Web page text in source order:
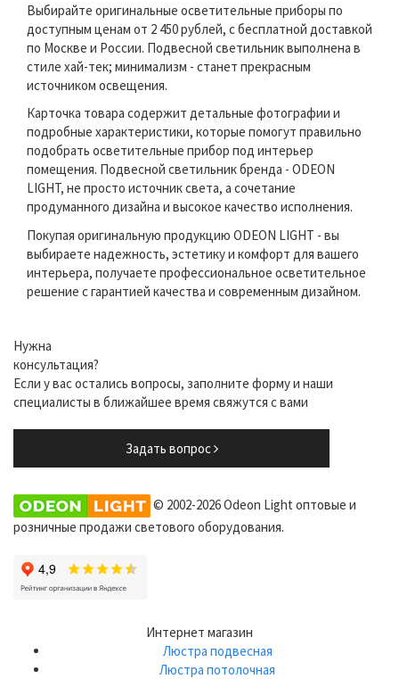
Выбирайте оригинальные осветительные приборы по
доступным ценам от 2 450 рублей, с бесплатной доставкой
по Москве и России. Подвесной светильник выполнена в
стиле хай-тек; минимализм - станет прекрасным
источником освещения.
Карточка товара содержит детальные фотографии и
подробные характеристики, которые помогут правильно
подобрать осветительные прибор под интерьер
помещения. Подвесной светильник бренда - ODEON
LIGHT, не просто источник света, а сочетание
продуманного дизайна и высокое качество исполнения.
Покупая оригинальную продукцию ODEON LIGHT - вы
выбираете надежность, эстетику и комфорт для вашего
интерьера, получаете профессиональное осветительное
решение с гарантией качества и современным дизайном.
Нужна
консультация?
Если у вас остались вопросы, заполните форму и наши
специалисты в ближайшее время свяжутся с вами
Задать вопрос
© 2002-2026 Odeon Light оптовые и
розничные продажи светового оборудования.
Интернет магазин
Люстра подвесная
Люстра потолочная